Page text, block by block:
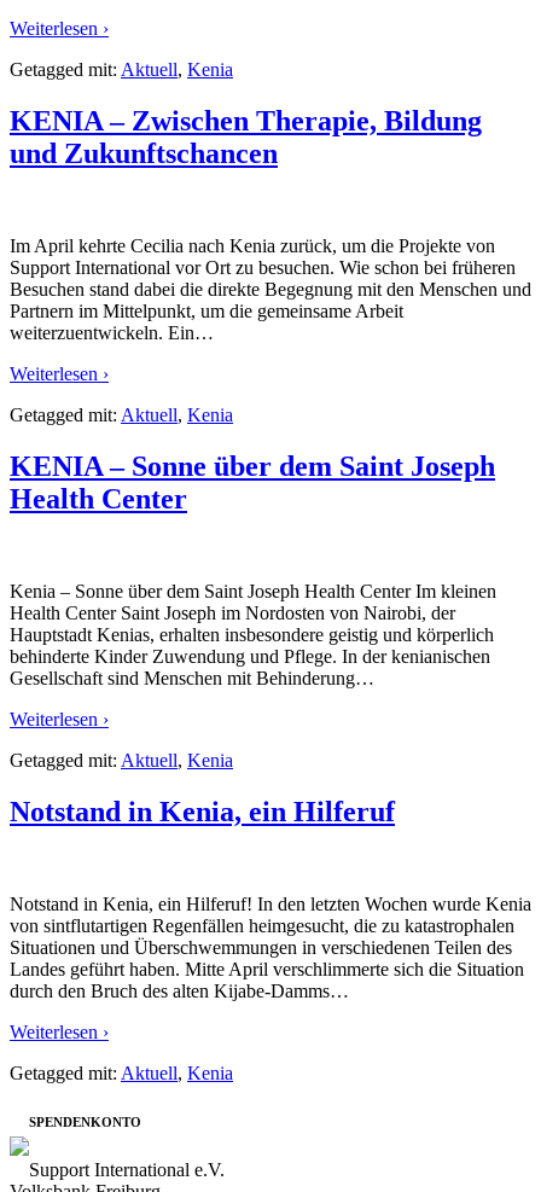
Weiterlesen ›
Getagged mit: Aktuell, Kenia
KENIA – Zwischen Therapie, Bildung
und Zukunftschancen
Im April kehrte Cecilia nach Kenia zurück, um die Projekte von
Support International vor Ort zu besuchen. Wie schon bei früheren
Besuchen stand dabei die direkte Begegnung mit den Menschen und
Partnern im Mittelpunkt, um die gemeinsame Arbeit
weiterzuentwickeln. Ein…
Weiterlesen ›
Getagged mit: Aktuell, Kenia
KENIA – Sonne über dem Saint Joseph
Health Center
Kenia – Sonne über dem Saint Joseph Health Center Im kleinen
Health Center Saint Joseph im Nordosten von Nairobi, der
Hauptstadt Kenias, erhalten insbesondere geistig und körperlich
behinderte Kinder Zuwendung und Pflege. In der kenianischen
Gesellschaft sind Menschen mit Behinderung…
Weiterlesen ›
Getagged mit: Aktuell, Kenia
Notstand in Kenia, ein Hilferuf
Notstand in Kenia, ein Hilferuf! In den letzten Wochen wurde Kenia
von sintflutartigen Regenfällen heimgesucht, die zu katastrophalen
Situationen und Überschwemmungen in verschiedenen Teilen des
Landes geführt haben. Mitte April verschlimmerte sich die Situation
durch den Bruch des alten Kijabe-Damms…
Weiterlesen ›
Getagged mit: Aktuell, Kenia
SPENDENKONTO
Support International e.V.